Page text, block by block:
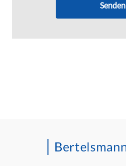
Senden